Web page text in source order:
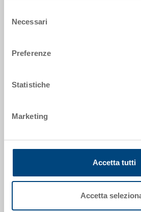
delNecessari
Preferenze
Statistiche
Marketing
Accetta tutti
Accetta
Colore:
Coperchio in appoggio, PP, grigio
200x150x16 mm, per RAKO
Personalizzazioni - la nostra